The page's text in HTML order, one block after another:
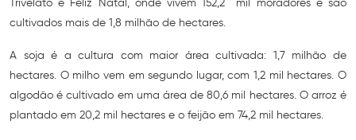
Trivelato e Feliz Natal, onde vivem 152,2 mil moradores e são
cultivados mais de 1,8 milhão de hectares.
A soja é a cultura com maior área cultivada: 1,7 milhão de
hectares. O milho vem em segundo lugar, com 1,2 mil hectares. O
algodão é cultivado em uma área de 80,6 mil hectares. O arroz é
plantado em 20,2 mil hectares e o feijão em 74,2 mil hectares.